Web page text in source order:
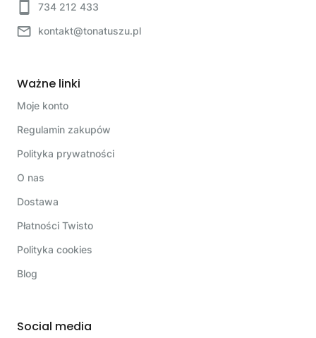
734 212 433
kontakt@tonatuszu.pl
Ważne linki
Moje konto
Regulamin zakupów
Polityka prywatności
O nas
Dostawa
Płatności Twisto
Polityka cookies
Blog
Social media